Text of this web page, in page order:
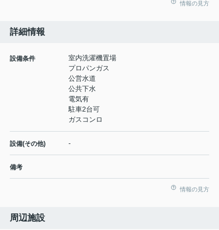
情報の見方
詳細情報
設備条件
室内洗濯機置場
プロパンガス
公営水道
公共下水
電気有
駐車2台可
ガスコンロ
設備(その他) -
備考
情報の見方
周辺施設